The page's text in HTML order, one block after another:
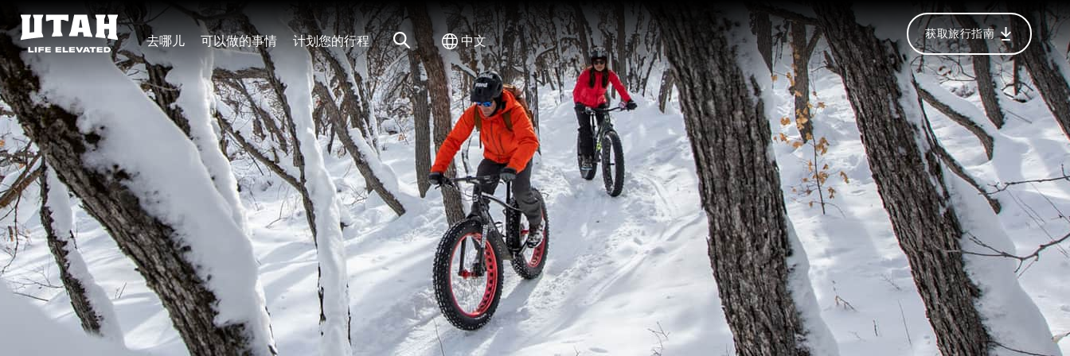
Skip to content
去哪儿 可以做的事情 计划您的行程 网站搜索切换国际
中文 获取旅行指南